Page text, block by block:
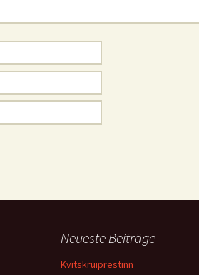
Neueste Beiträge
Kvitskruiprestinn